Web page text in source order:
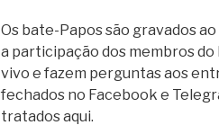
Os bate-Papos são gravados
a participação dos membros
vivo e fazem perguntas aos
fechados no Facebook e
tratados aqui.